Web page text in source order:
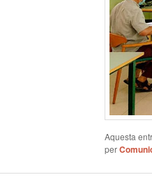
Aquesta
per